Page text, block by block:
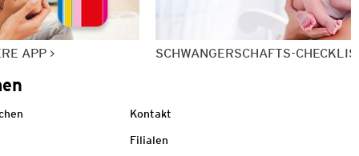
APP SCHWANGERSCHAFTS-
Kontakt
Filialen